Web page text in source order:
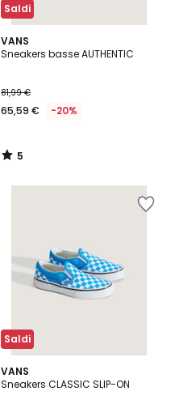
Saldi
VANS
Sneakers basse AUTHENTIC
81,99 €
65,59 € -20%
5
/
5
/
Saldi
VANS
Sneakers CLASSIC SLIP-ON
3
/